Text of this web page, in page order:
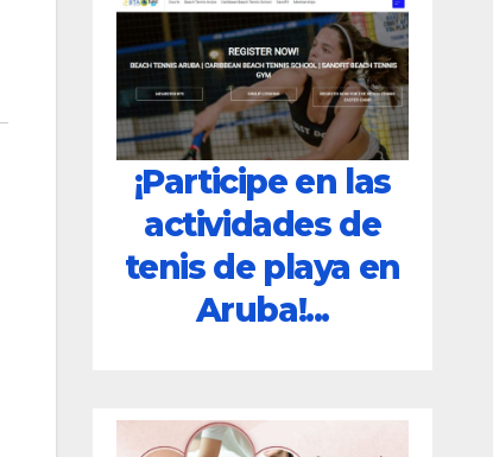
¡Participe en las
actividades de
tenis de playa en
Aruba!...